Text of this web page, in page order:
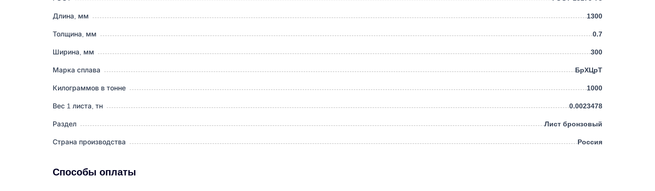
Длина, мм 1300
Толщина, мм 0.7
Ширина, мм 300
Марка сплава БрХЦрТ
Килограммов в тонне 1000
Вес 1 листа, тн 0.0023478
Раздел Лист бронзовый
Страна производства Россия
Способы оплаты